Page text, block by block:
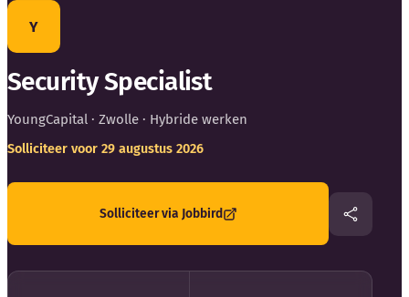
Kennisbank
Blog
Bedrijfsupdates
Woordenboek
Y
Security Specialist
YoungCapital · Zwolle · Hybride werken
Solliciteer voor 29 augustus 2026
Solliciteer via Jobbird